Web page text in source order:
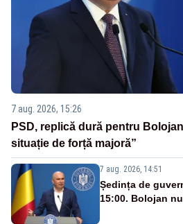
7 aug. 2026, 15:26
PSD, replică dură pentru
situație de forță majoră”
7 aug. 2026, 14:51
Ședința de
15:00. Bolojan